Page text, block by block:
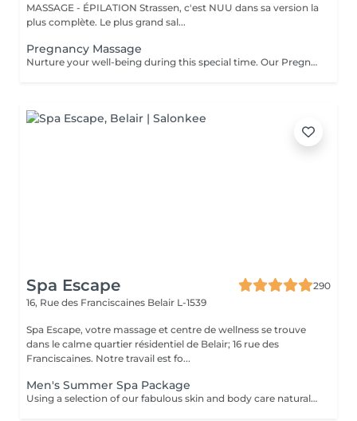
MASSAGE - ÉPILATION Strassen, c'est NUU dans sa version la
plus complète. Le plus grand sal...
Pregnancy Massage
Nurture your well-being during this special time. Our Pregnancy Massage is a gentle, relaxing treatment designed to reduce muscle tension, improve circulation, and ease discomfort commonly experienced during pregnancy. Soft, flowing techniques and comfortable side-lying positioning provide deep relaxation without placing pressure on the abdomen. Hypoallergenic, unscented oils are used to care for sensitive skin and maintain comfort throughout the session. This massage helps relieve tension in the lower back and shoulders, reduces swelling and heaviness in the legs, improves overall circulation, and promotes a sense of ease and balance in the body. This treatment is performed only with the approval of your doctor.
Spa Escape
290
16, Rue des Franciscaines Belair L-1539
Spa Escape, votre massage et centre de wellness se trouve
dans le calme quartier résidentiel de Belair; 16 rue des
Franciscaines. Notre travail est fo...
Men's Summer Spa Package
Using a selection of our fabulous skin and body care natural and organic products, we provide you with a Kanzu foot bath and massage while you sip on a thyme and cucumber Sparkling Water concoction (optional). Then feel the tension and stress melt away from your face, neck, shoulders and scalp as you lay back and experience an upper body massage followed by an intoxicating, hot-towel face treatment ending with a calming hair and scalp massage.